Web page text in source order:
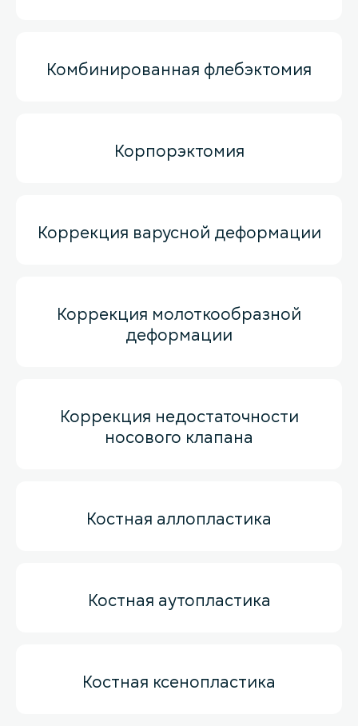
Комбинированная флебэктомия
Корпорэктомия
Коррекция варусной деформации
Коррекция молоткообразной
деформации
Коррекция недостаточности
носового клапана
Костная аллопластика
Костная аутопластика
Костная ксенопластика